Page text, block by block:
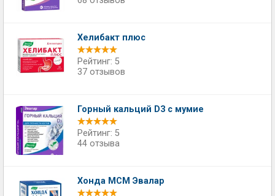
Хелибакт плюс
Рейтинг: 5
37 отзывов
Горный кальций D3 с мумие
Рейтинг: 5
44 отзыва
Хонда МСМ Эвалар